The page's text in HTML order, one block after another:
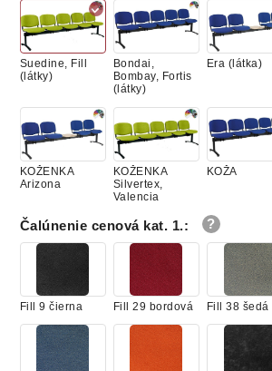
Suedine, Fill
(látky)
Bondai,
Bombay, Fortis
(látky)
Era (látka)
KOŽENKA
Arizona
KOŽENKA
Silvertex,
Valencia
KOŽA
Čalúnenie cenová kat. 1.:
Fill 9 čierna Fill 29 bordová Fill 38 šedá